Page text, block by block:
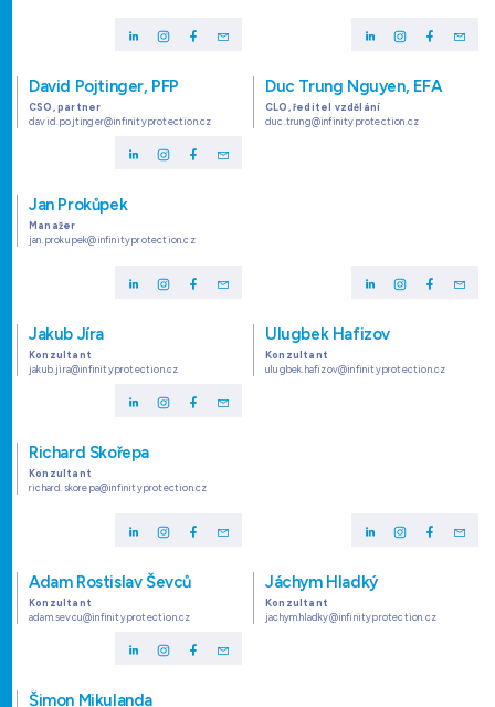
David Pojtinger, PFP
CSO, partner
david.pojtinger@infinityprotection.cz
Duc Trung Nguyen, EFA
CLO, ředitel vzdělání
duc.trung@infinityprotection.cz
Jan Prokůpek
Manažer
jan.prokupek@infinityprotection.cz
Jakub Jíra
Konzultant
jakub.jira@infinityprotection.cz
Ulugbek Hafizov
Konzultant
ulugbek.hafizov@infinityprotection.cz
Richard Skořepa
Konzultant
richard.skorepa@infinityprotection.cz
Adam Rostislav Ševců
Konzultant
adam.sevcu@infinityprotection.cz
Jáchym Hladký
Konzultant
jachym.hladky@infinityprotection.cz
Šimon Mikulanda